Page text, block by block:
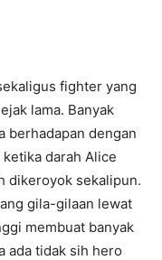
fighter yang
lama. Banyak
berhadapan dengan
darah Alice
dikeroyok sekalipun.
gila-gilaan lewat
membuat banyak
ada tidak sih hero